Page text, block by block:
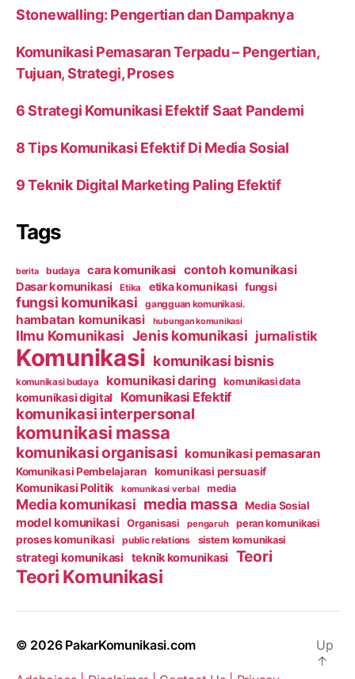
Stonewalling: Pengertian dan Dampaknya
Komunikasi Pemasaran Terpadu – Pengertian,
Tujuan, Strategi, Proses
6 Strategi Komunikasi Efektif Saat Pandemi
8 Tips Komunikasi Efektif Di Media Sosial
9 Teknik Digital Marketing Paling Efektif
Tags
berita budaya cara komunikasi contoh komunikasi
Dasar komunikasi Etika etika komunikasi fungsi
fungsi komunikasi gangguan komunikasi.
hambatan komunikasi hubungan komunikasi
Ilmu Komunikasi Jenis komunikasi jurnalistik
Komunikasi komunikasi bisnis
komunikasi budaya komunikasi daring komunikasi data
komunikasi digital Komunikasi Efektif
komunikasi interpersonal
komunikasi massa
komunikasi organisasi komunikasi pemasaran
Komunikasi Pembelajaran komunikasi persuasif
Komunikasi Politik komunikasi verbal media
Media komunikasi media massa Media Sosial
model komunikasi Organisasi pengaruh peran komunikasi
proses komunikasi public relations sistem komunikasi
strategi komunikasi teknik komunikasi Teori
Teori Komunikasi
© 2026 PakarKomunikasi.com
Up
↑